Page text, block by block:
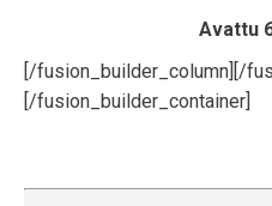
Avattu
[/fusion_builder_column][/
[/fusion_builder_container]